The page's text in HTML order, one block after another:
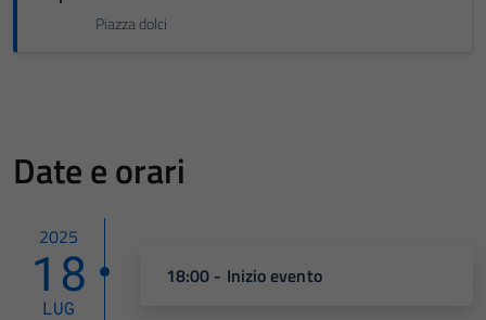
Piazza dolci
Date e orari
2025
18
LUG
18:00 - Inizio evento